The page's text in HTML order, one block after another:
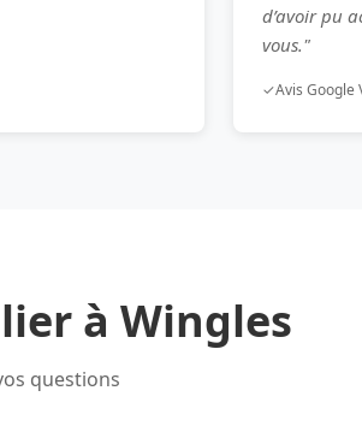
d’avoir pu
vous."
✓Avis Google
à Wingles
questions